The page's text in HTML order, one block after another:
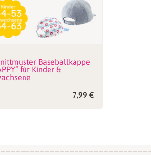
Baseballkappe
für Kinder &
7,99€